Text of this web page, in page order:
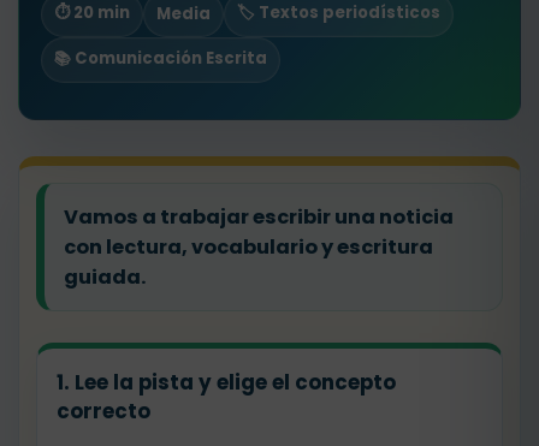
⏱ 20 min
Media
🏷️ Textos periodísticos
📚 Comunicación Escrita
Vamos a trabajar escribir una noticia
con lectura, vocabulario y escritura
guiada.
1. Lee la pista y elige el concepto
correcto